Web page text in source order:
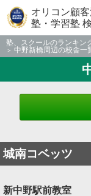
オリコン顧
塾・学習塾
塾、スクールのランキン
中野新橋周辺の校舎一
城南コベッツ
新中野駅前教室